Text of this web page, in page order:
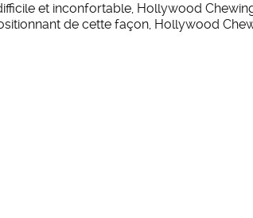
et inconfortable, Hollywood
de cette façon, Hollywood